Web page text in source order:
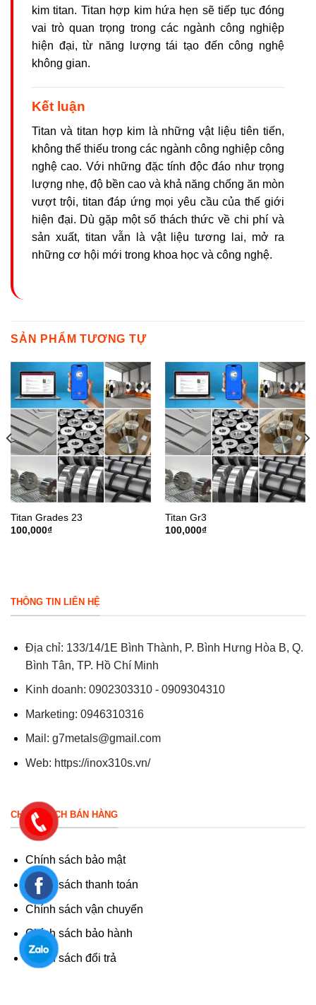
kim titan. Titan hợp kim hứa hẹn sẽ tiếp tục đóng
vai trò quan trọng trong các ngành công nghiệp
hiện đại, từ năng lượng tái tạo đến công nghệ
không gian.
Kết luận
Titan và titan hợp kim là những vật liệu tiên tiến,
không thể thiếu trong các ngành công nghiệp công
nghệ cao. Với những đặc tính độc đáo như trọng
lượng nhẹ, độ bền cao và khả năng chống ăn mòn
vượt trội, titan đáp ứng mọi yêu cầu của thế giới
hiện đại. Dù gặp một số thách thức về chi phí và
sản xuất, titan vẫn là vật liệu tương lai, mở ra
những cơ hội mới trong khoa học và công nghệ.
SẢN PHẨM TƯƠNG TỰ
Titan Grades 23
100,000₫
Titan Gr3
100,000₫
THÔNG TIN LIÊN HỆ
Địa chỉ: 133/14/1E Bình Thành, P. Bình Hưng Hòa B, Q.
Bình Tân, TP. Hồ Chí Minh
Kinh doanh: 0902303310 - 0909304310
Marketing: 0946310316
Mail: g7metals@gmail.com
Web: https://inox310s.vn/
CHÍNH SÁCH BÁN HÀNG
Chính sách bảo mật
Chính sách thanh toán
Chính sách vận chuyển
Chính sách bảo hành
Chính sách đổi trả